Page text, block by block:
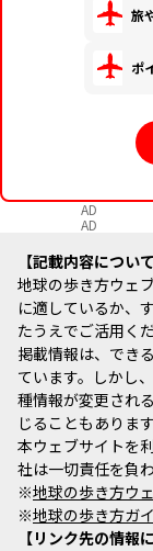
旅
ポ
AD
AD
記載内容について
地球の歩き方ウェ
に適しているか、
たうえでご活用くだ
掲載情報は、でき
ています。しかし
種情報が変更され
じることもあります
本ウェブサイトを
社は一切責任を負
※地球の歩き方ウ
※地球の歩き方ガ
リンク先の情報